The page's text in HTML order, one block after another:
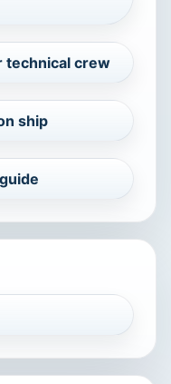
technical crew
ship